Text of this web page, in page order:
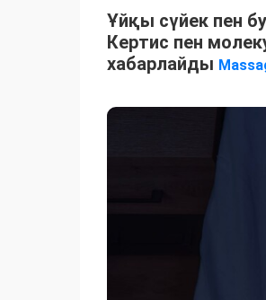
Ұйқы сүйек пен
Кертис пен
хабарлайды